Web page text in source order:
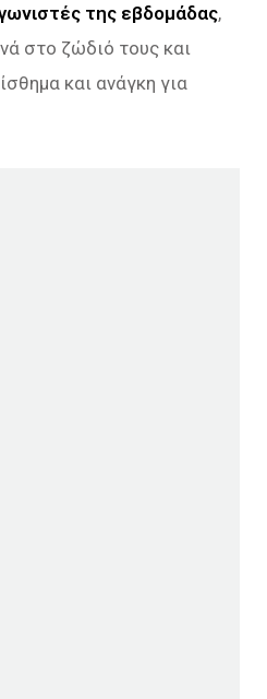
της εβδομάδας,
στο ζώδιό τους και
και ανάγκη για